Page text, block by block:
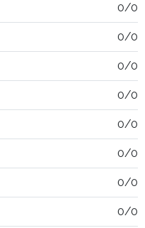
0/0
0/0
0/0
0/0
0/0
0/0
0/0
0/0